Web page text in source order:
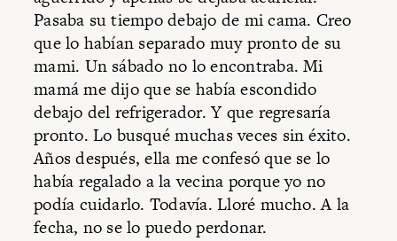
Pasaba su tiempo debajo de mi cama. Creo
que lo habían separado muy pronto de su
mami. Un sábado no lo encontraba. Mi
mamá me dijo que se había escondido
debajo del refrigerador. Y que regresaría
pronto. Lo busqué muchas veces sin éxito.
Años después, ella me confesó que se lo
había regalado a la vecina porque yo no
podía cuidarlo. Todavía. Lloré mucho. A la
fecha, no se lo puedo perdonar.